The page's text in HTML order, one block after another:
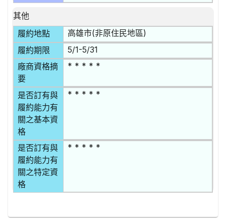
其他
履約地點
高雄市(非原住民地區)
履約期限 5/1-5/31
廠商資格摘
要
* * * * *
是否訂有與
履約能力有
關之基本資
格
* * * * *
是否訂有與
履約能力有
關之特定資
格
* * * * *